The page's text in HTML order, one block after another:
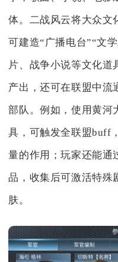
体。二战风云将大众文
可建造“广播电台”“文
片、战争小说等文化道
产出，还可在联盟中流
部队。例如，使用黄河
具，可触发全联盟buff
量的作用；玩家还能通
品，收集后可激活特殊
肤。